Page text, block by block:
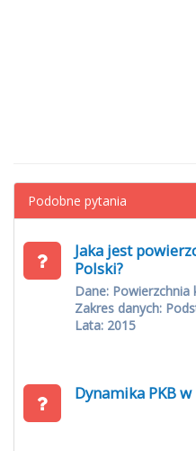
Podobne pytania
Jaka jest
Polski?
Dane: Powierzchnia
Zakres danych:
Lata: 2015
Dynamika PKB w